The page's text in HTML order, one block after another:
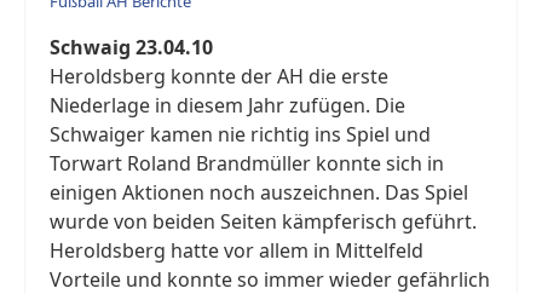
Schwaig 23.04.10
Heroldsberg konnte der AH die erste
Niederlage in diesem Jahr zufügen. Die
Schwaiger kamen nie richtig ins Spiel und
Torwart Roland Brandmüller konnte sich in
einigen Aktionen noch auszeichnen. Das Spiel
wurde von beiden Seiten kämpferisch geführt.
Heroldsberg hatte vor allem in Mittelfeld
Vorteile und konnte so immer wieder gefährlich